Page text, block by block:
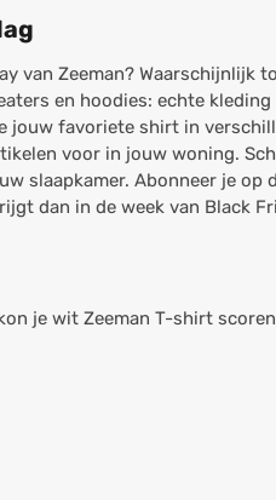
van Zeeman? Waarschijnlijk
en hoodies: echte
jouw favoriete shirt in
voor in jouw woning.
slaapkamer. Abonneer je op
dan in de week van Black
je wit Zeeman T-shirt